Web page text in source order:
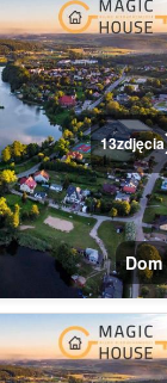
13zdjęcia
Dom